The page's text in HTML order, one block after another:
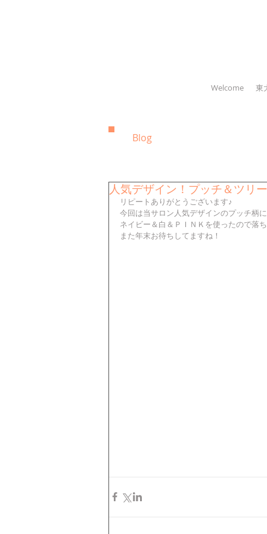
Welcome 東
Blog
人気デザイン！プッチ＆ツリー
リピートありがとうございます♪
今回は当サロン人気デザインのプッチ柄
ネイビー＆白＆ＰＩＮＫを使ったので落
また年末お待ちしてますね！